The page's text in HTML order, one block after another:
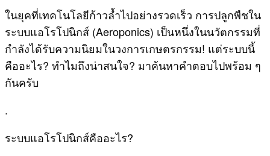
ในยุคที่เทคโนโลยีก้าวล้ำไปอย่างรวดเร็ว การปลูกพืชใน
ระบบแอโรโปนิกส์ (Aeroponics) เป็นหนึ่งในนวัตกรรมที่
กำลังได้รับความนิยมในวงการเกษตรกรรม! แต่ระบบนี้
คืออะไร? ทำไมถึงน่าสนใจ? มาค้นหาคำตอบไปพร้อม ๆ
กันครับ
.
ระบบแอโรโปนิกส์คืออะไร?